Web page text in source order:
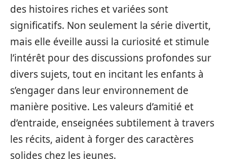
des histoires riches et variées sont
significatifs. Non seulement la série divertit,
mais elle éveille aussi la curiosité et stimule
l’intérêt pour des discussions profondes sur
divers sujets, tout en incitant les enfants à
s’engager dans leur environnement de
manière positive. Les valeurs d’amitié et
d’entraide, enseignées subtilement à travers
les récits, aident à forger des caractères
solides chez les jeunes.